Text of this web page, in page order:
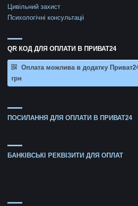
Цивільний захист
Психологічні консультаціі
QR КОД ДЛЯ ОПЛАТИ В ПРИВАТ24
Оплата можлива в додатку
грн
ПОСИЛАННЯ ДЛЯ ОПЛАТИ В ПРИВАТ24
БАНКІВСЬКІ РЕКВІЗИТИ ДЛЯ ОПЛАТ